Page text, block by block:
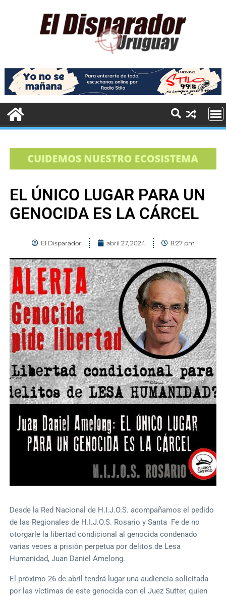
EL ÚNICO LUGAR PARA UN
GENOCIDA ES LA CÁRCEL
El Disparador abril 27, 2024 8:27 pm
Desde la Red Nacional de H.I.J.O.S. acompañamos el pedido
de las Regionales de H.I.J.O.S. Rosario y Santa Fe de no
otorgarle la libertad condicional al genocida condenado
varias veces a prisión perpetua por delitos de Lesa
Humanidad, Juan Daniel Amelong.
El próximo 26 de abril tendrá lugar una audiencia solicitada
por las víctimas de este genocida con el Juez Sutter, quien